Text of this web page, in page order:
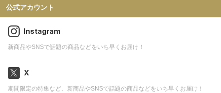
公式アカウント
Instagram
新商品やSNSで話題の商品などをいち早くお届け！
X
期間限定の特集など、新商品やSNSで話題の商品などをいち早くお届け！